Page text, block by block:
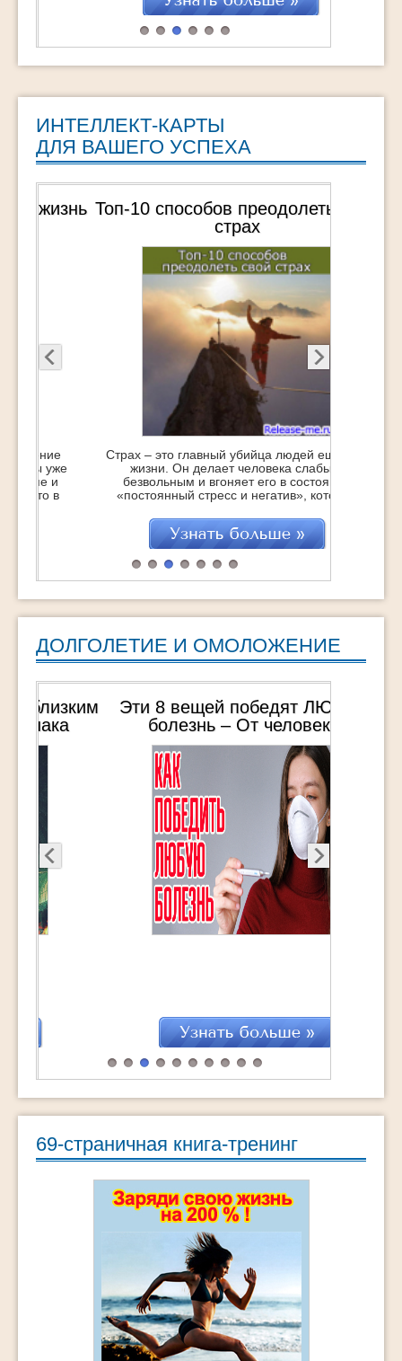
практических техник, которые помогут
навсегда обрести Вдохновение Обретение
ИНТЕЛЛЕКТ-КАРТЫ
ДЛЯ ВАШЕГО УСПЕХА
Топ-10 способов преодолеть свой
Страх – это главный убийца людей еще при
жизни. Он делает человека слабым,
безвольным и вгоняет его в состояние
«постоянный стресс и негатив», которое
Это с одной стороны. Но с другой – это
отличная возможность стать сильнее,
поднять самооценку и получить заряд
бодрости и энергии на очень большое
ДОЛГОЛЕТИЕ И ОМОЛОЖЕНИЕ
Эти 8 вещей победят ЛЮБУЮ
болезнь – От человека,
пережившего 3 общих наркоза
69-страничная книга-тренинг